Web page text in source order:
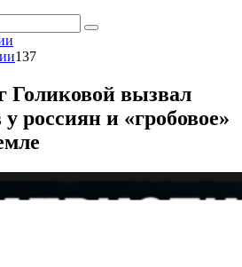
137
Голиковой вызвал
россиян и «гробовое»